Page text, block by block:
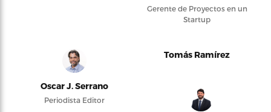
Gerente de Proyectos en un
Startup
Oscar J. Serrano
Periodista Editor
Tomás Ramírez